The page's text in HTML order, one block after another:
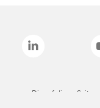
Die auf dieser Seite